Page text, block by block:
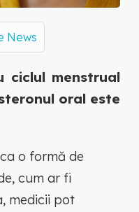
News
ciclul menstrual
oral este
o formă de
cum ar fi
medicii pot